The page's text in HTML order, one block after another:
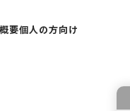
要個人の方向け